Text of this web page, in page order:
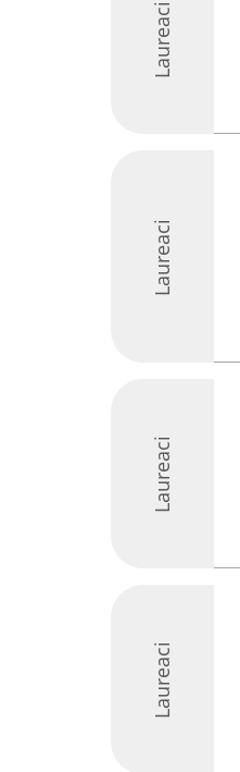
Laureaci
Laureaci
Laureaci
Laureaci